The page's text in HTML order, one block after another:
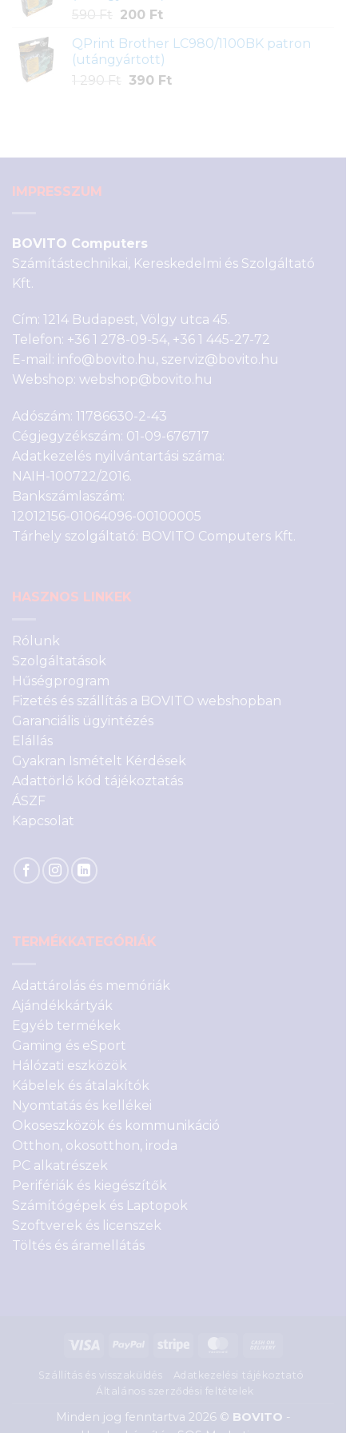
590 Ft
Original
was:
590 Ft.
200 FtCurrent
is:
200 Ft.
QPrint Brother LC980/1100BK patron
(utángyártott)
1 290 Ft
Original
390 FtCurrent
IMPRESSZUM
BOVITO Computers
Számítástechnikai, Kereskedelmi és Szolgáltató
Kft.
Cím: 1214 Budapest, Völgy utca 45.
Telefon: +36 1 278-09-54, +36 1 445-27-72
E-mail: info@bovito.hu, szerviz@bovito.hu
Webshop: webshop@bovito.hu
Adószám: 11786630-2-43
Cégjegyzékszám: 01-09-676717
Adatkezelés nyilvántartási száma:
NAIH-100722/2016.
Bankszámlaszám:
12012156-01064096-00100005
Tárhely szolgáltató: BOVITO Computers Kft.
HASZNOS LINKEK
Rólunk
Szolgáltatások
Hűségprogram
Fizetés és szállítás a BOVITO webshopban
Garanciális ügyintézés
Elállás
Gyakran Ismételt Kérdések
Adattörlő kód tájékoztatás
ÁSZF
Kapcsolat
TERMÉKKATEGÓRIÁK
Adattárolás és memóriák
Ajándékkártyák
Egyéb termékek
Gaming és eSport
Hálózati eszközök
Kábelek és átalakítók
Nyomtatás és kellékei
Okoseszközök és kommunikáció
Otthon, okosotthon, iroda
PC alkatrészek
Perifériák és kiegészítők
Számítógépek és Laptopok
Szoftverek és licenszek
Töltés és áramellátás
Visa PayPal Stripe MasterCard
Delivery
Szállítás és visszaküldés
Adatkezelési tájékoztató
Általános szerződési feltételek
Minden jog fenntartva 2026 © BOVITO -